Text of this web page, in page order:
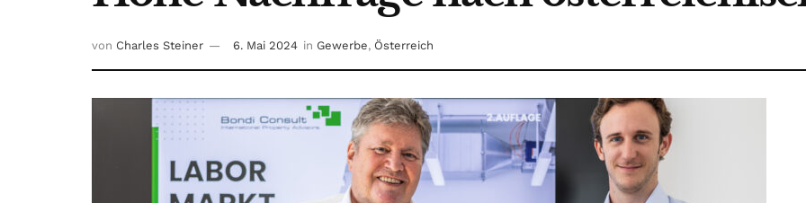
von Charles Steiner 6. Mai 2024 in Gewerbe, Österreich